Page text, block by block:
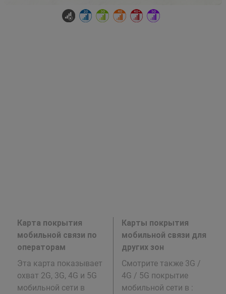
Карта покрытия
мобильной связи по
операторам
Эта карта показывает
охват 2G, 3G, 4G и 5G
мобильной сети в
Карты покрытия
мобильной связи для
других зон
Смотрите также 3G /
4G / 5G покрытие
мобильной сети в :